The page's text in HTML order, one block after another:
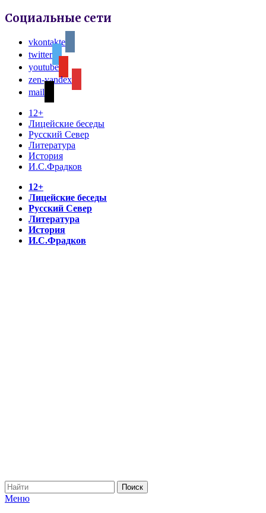
Социальные сети
vkontakte
twitter
youtube
zen-yandex
mail
12+
Лицейские беседы
Русский Север
Литература
История
И.С.Фрадков
12+
Лицейские беседы
Русский Север
Литература
История
И.С.Фрадков
Меню